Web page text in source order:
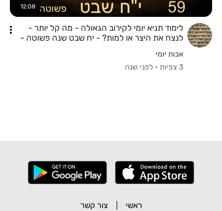
12:08
לימוד תניא יומי לקירוב הגאולה - מה קל יותר -
לנצח את היצר או למות? - יח שבט שנה פשוטה -
אבות יומי
3 צפיות
· לפני שנה
ראשי צור קשר